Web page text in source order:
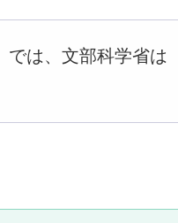
では、文部科学省は